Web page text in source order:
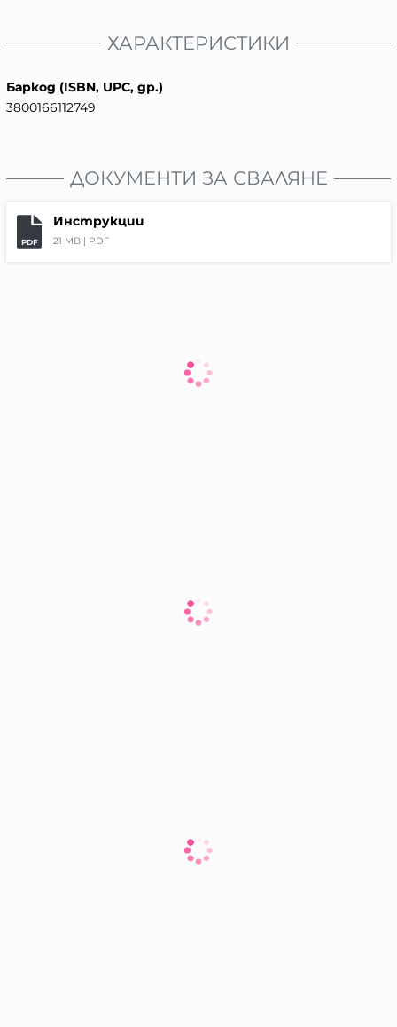
ХАРАКТЕРИСТИКИ
Баркод (ISBN, UPC, др.)
3800166112749
ДОКУМЕНТИ ЗА СВАЛЯНЕ
PDF
Инструкции
21 MB | PDF